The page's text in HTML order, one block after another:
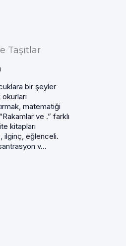
Taşıtlar
bir şeyler
okurları
matematiği
ve .” farklı
kitapları
ilginç, eğlenceli.
v...